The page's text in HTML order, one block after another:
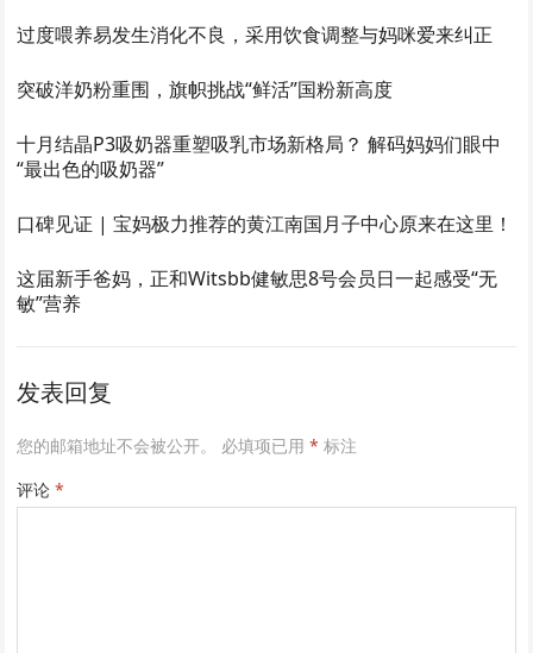
过度喂养易发生消化不良，采用饮食调整与妈咪爱来纠正
突破洋奶粉重围，旗帜挑战“鲜活”国粉新高度
十月结晶P3吸奶器重塑吸乳市场新格局？ 解码妈妈们眼中
“最出色的吸奶器”
口碑见证 | 宝妈极力推荐的黄江南国月子中心原来在这里！
这届新手爸妈，正和Witsbb健敏思8号会员日一起感受“无
敏”营养
发表回复
您的邮箱地址不会被公开。 必填项已用* 标注
评论*